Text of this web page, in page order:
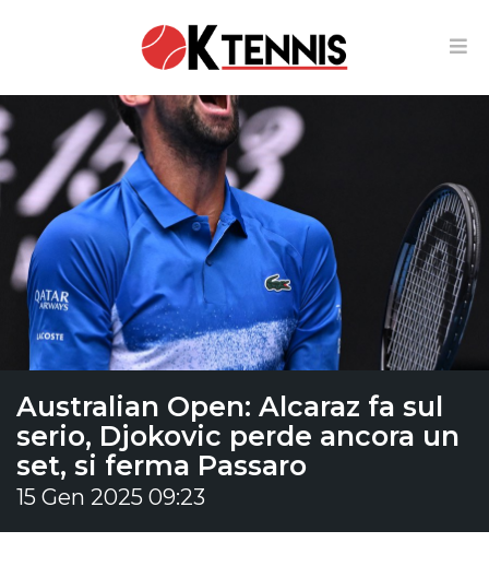
Australian Open: Alcaraz fa sul
serio, Djokovic perde ancora un
set, si ferma Passaro
15 Gen 2025 09:23